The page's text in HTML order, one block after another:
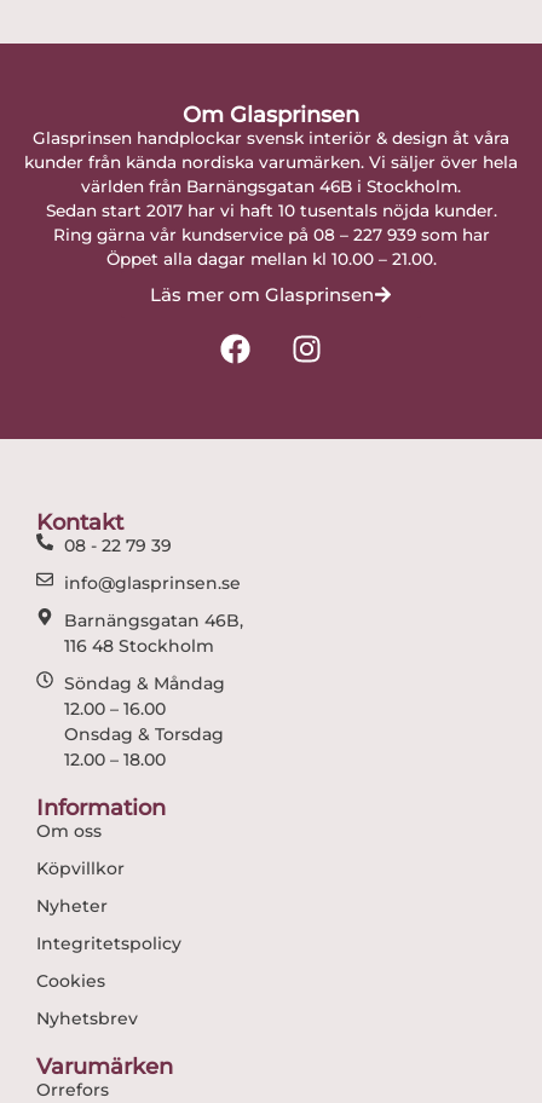
Om Glasprinsen
Glasprinsen handplockar svensk interiör & design åt våra
kunder från kända nordiska varumärken. Vi säljer över hela
världen från Barnängsgatan 46B i Stockholm.
Sedan start 2017 har vi haft 10 tusentals nöjda kunder.
Ring gärna vår kundservice på 08 – 227 939 som har
Öppet alla dagar mellan kl 10.00 – 21.00.
Läs mer om Glasprinsen
F
a
I
n
Kontakt
08 - 22 79 39
info@glasprinsen.se
Barnängsgatan 46B,
116 48 Stockholm
Söndag & Måndag
12.00 – 16.00
Onsdag & Torsdag
12.00 – 18.00
Information
Om oss
Köpvillkor
Nyheter
Integritetspolicy
Cookies
Nyhetsbrev
Varumärken
Orrefors